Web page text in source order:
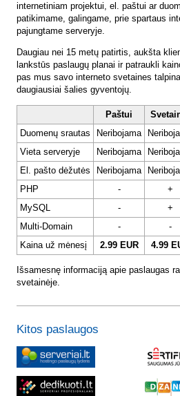
internetiniam projektui, el. paštui ar
patikimame, galingame, prie spartaus
pajungtame serveryje.
Daugiau nei 15 metų patirtis, aukšta
lankstūs paslaugų planai ir patraukli
pas mus savo interneto svetaines
daugiausiai šalies gyventojų.
Paštui
Duomenų srautas
Neribojama
Vieta serveryje
Neribojama
El. pašto dėžutės
Neribojama
PHP
- +
MySQL
- +
Multi-Domain
- -
Kaina už mėnesį
2.99 EUR 4.99
Išsamesnę informaciją apie paslaugas
svetainėje.
Kitos paslaugos